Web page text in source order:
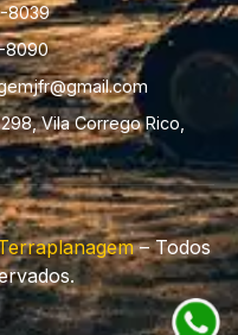
8039
8090
Vila Corrego Rico,
– Todos